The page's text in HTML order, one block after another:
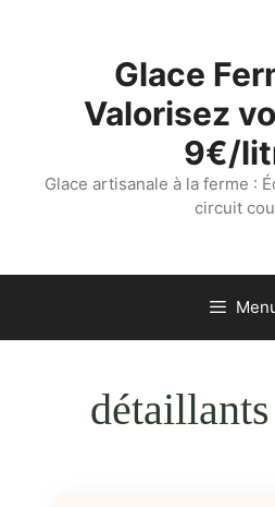
Glace
Valorisez
9€/
Glace artisanale à la ferme :
circuit